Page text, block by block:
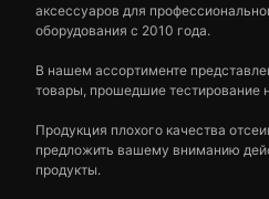
аксессуаров для
оборудования с 2010 года.
В нашем ассортименте
товары, прошедшие тестирование
Продукция плохого качества
предложить вашему вниманию
продукты.